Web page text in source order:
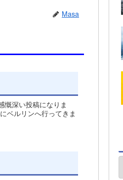
Masa
慨深い投稿になりま
ベルリンへ行ってきま